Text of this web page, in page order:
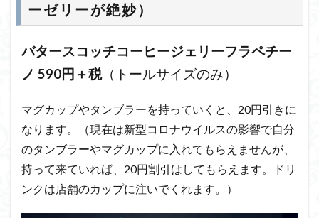
ーゼリーが絶妙）
バタースコッチコーヒージェリーフラペチー
ノ 590円＋税（トールサイズのみ）
マグカップやタンブラーを持っていくと、20円引きに
なります。（現在は新型コロナウイルスの影響で自分
のタンブラーやマグカップに入れてもらえませんが、
持って来ていれば、20円割引はしてもらえます。ドリ
ンクは店舗のカップに注いでくれます。）